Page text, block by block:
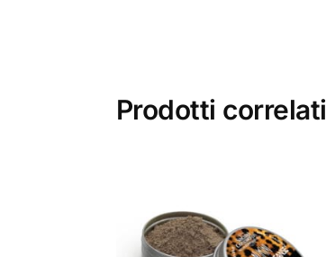
Prodotti correlati